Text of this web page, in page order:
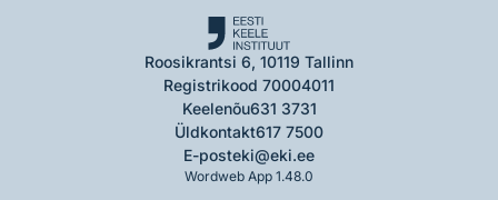
Roosikrantsi 6, 10119 Tallinn
Registrikood 70004011
Keelenõu631 3731
Üldkontakt617 7500
E-posteki@eki.ee
Wordweb App 1.48.0